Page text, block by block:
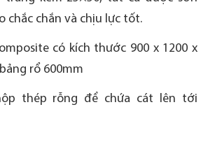
chắc chắn và chịu lực tốt.
có kích thước 900 x 1200 x
rổ 600mm
thép rỗng để chứa cát lên tới